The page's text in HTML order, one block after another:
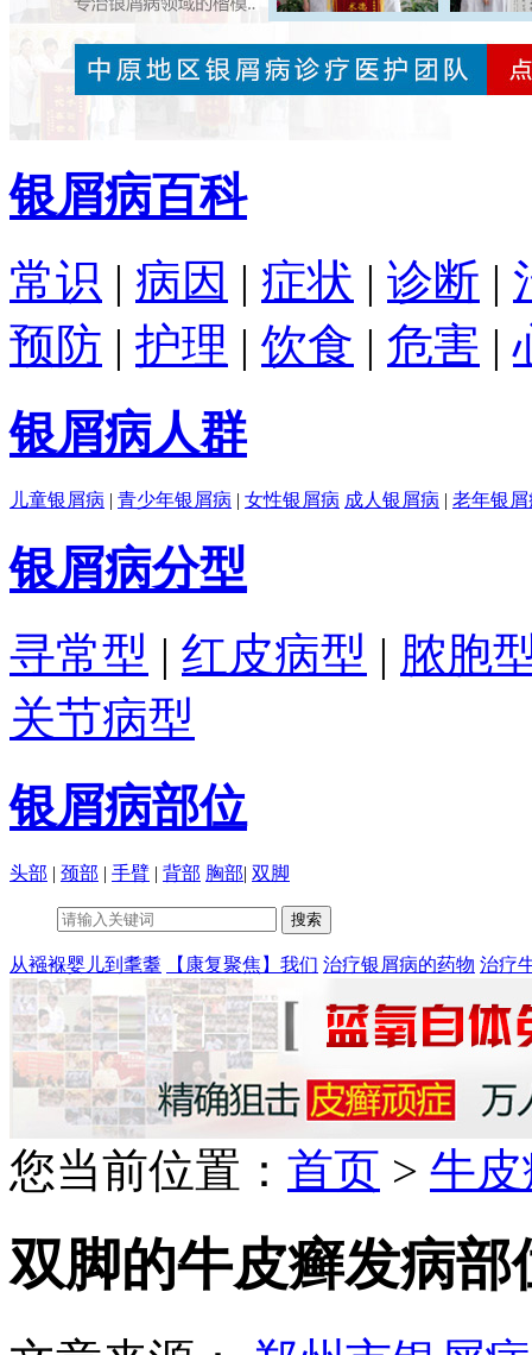
银屑病百科
常识 | 病因 | 症状 | 诊断 |
预防 | 护理 | 饮食 | 危害 |
银屑病人群
儿童银屑病 | 青少年银屑病 | 女性银屑病 成人银屑病 | 老年银屑
银屑病分型
寻常型 | 红皮病型 | 脓胞
关节病型
银屑病部位
头部 | 颈部 | 手臂 | 背部 胸部| 双脚
从襁褓婴儿到耄耋 【康复聚焦】我们 治疗银屑病的药物 治疗
您当前位置： 首页 > 牛
双脚的牛皮癣发病部